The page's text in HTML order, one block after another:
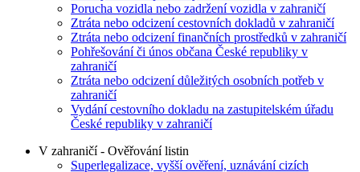
Porucha vozidla nebo zadržení vozidla v zahraničí
Ztráta nebo odcizení cestovních dokladů v zahraničí
Ztráta nebo odcizení finančních prostředků v zahraničí
Pohřešování či únos občana České republiky v
zahraničí
Ztráta nebo odcizení důležitých osobních potřeb v
zahraničí
Vydání cestovního dokladu na zastupitelském úřadu
České republiky v zahraničí
V zahraničí - Ověřování listin
Superlegalizace, vyšší ověření, uznávání cizích